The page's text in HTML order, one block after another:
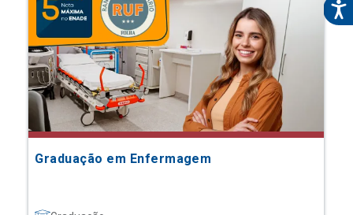
Graduação em Enfermagem